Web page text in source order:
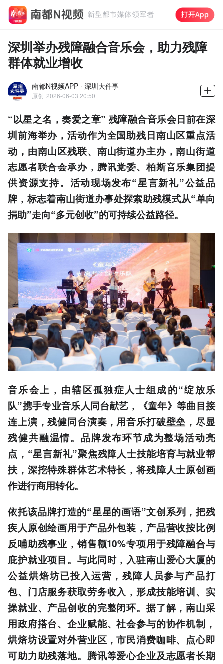
深圳举办残障融合音乐会，助力残障
群体就业增收
南都N视频APP · 深圳大件事
原创 2026-06-03 20:50
“以星之名，奏爱之章” 残障融合音乐会日前在深
圳前海举办，活动作为全国助残日南山区重点活
动，由南山区残联、南山街道办主办，南山街道
志愿者联合会承办，腾讯党委、柏斯音乐集团提
供资源支持。活动现场发布“星言新礼”公益品
牌，标志着南山街道办事处探索助残模式从“单向
捐助”走向“多元创收”的可持续公益路径。
音乐会上，由辖区孤独症人士组成的“绽放乐
队”携手专业音乐人同台献艺，《童年》等曲目接
连上演，残健同台演奏，用音乐打破壁垒，尽显
残健共融温情。品牌发布环节成为整场活动亮
点，“星言新礼”聚焦残障人士技能培育与就业帮
扶，深挖特殊群体艺术特长，将残障人士原创画
作进行商用转化。
依托该品牌打造的“星星的画语”文创系列，把残
疾人原创绘画用于产品外包装，产品营收按比例
反哺助残事业，销售额10%专项用于残障融合与
庇护就业项目。与此同时，入驻南山爱心大厦的
公益烘焙坊已投入运营，残障人员参与产品打
包、门店服务获取劳务收入，形成技能培训、实
操就业、产品创收的完整闭环。据了解，南山采
用政府搭台、企业赋能、社会参与的协作机制，
烘焙坊设置对外营业区，市民消费咖啡、点心即
可助力助残落地。腾讯等爱心企业及志愿者长期